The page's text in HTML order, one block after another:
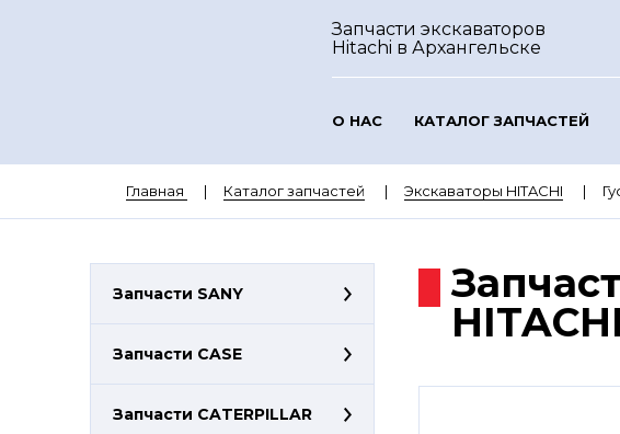
Запчасти экскаваторов
Hitachi в Архангельске
О НАС КАТАЛОГ ЗАПЧАСТЕЙ
Главная Каталог запчастей Экскаваторы HITACHI
Запчасти SANY
Запчасти CASE
Запчасти CATERPILLAR